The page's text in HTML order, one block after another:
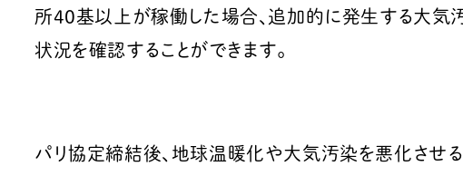
所40基以上が稼働した場合、追加的に発生する大気
状況を確認することができます。
パリ協定締結後、地球温暖化や大気汚染を悪化させ